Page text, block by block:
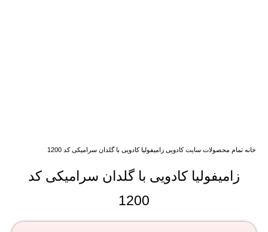
خانه تمام محصولات سایتکادویی زامیفولیا کادویی با گلدان سرامیکی کد 1200
زامیفولیا کادویی با گلدان سرامیکی کد
1200